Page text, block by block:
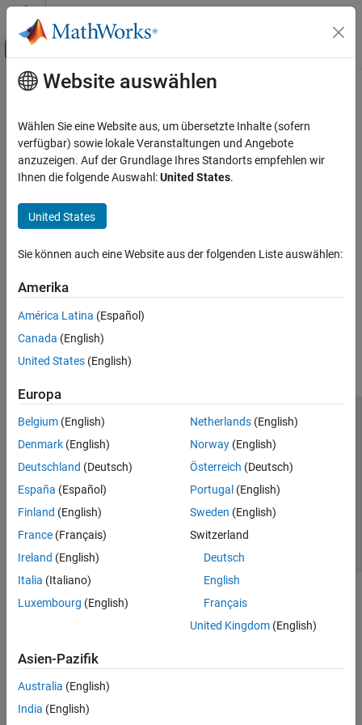
Weiter zum Inhalt
Umschaltung für Off-Canvas-
Startseite der Dokumentation
Hauptinhalt
How useful was this information?
Website auswählen
Wählen Sie eine Website aus, um übersetzte Inhalte (sofern
verfügbar) sowie lokale Veranstaltungen und Angebote
anzuzeigen. Auf der Grundlage Ihres Standorts empfehlen wir
Ihnen die folgende Auswahl:United States.
United States
Sie können auch eine Website aus der folgenden Liste auswählen:
Amerika
América Latina (Español)
Canada (English)
United States (English)
Europa
Belgium (English)
Denmark (English)
Deutschland (Deutsch)
España (Español)
Finland (English)
France (Français)
Ireland (English)
Italia (Italiano)
Luxembourg (English)
Netherlands(English)
Norway(English)
Österreich (Deutsch)
Portugal (English)
Sweden (English)
Switzerland
Deutsch
English
Français
United Kingdom(English)
Asien-Pazifik
Australia (English)
India (English)
Trust Center
Datenschutz-Richtlinien
Datendiebstahl verhindern
Status von Anwendungen
© 1994-2026 The MathWorks, Inc.
Website auswählen
Deutschland